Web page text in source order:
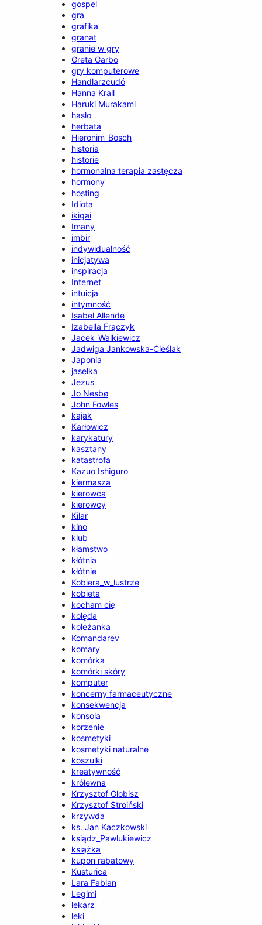
gospel
gra
grafika
granat
granie w gry
Greta Garbo
gry komputerowe
Handlarzcudó
Hanna Krall
Haruki Murakami
hasło
herbata
Hieronim_Bosch
historia
historie
hormonalna terapia zastęcza
hormony
hosting
Idiota
ikigai
Imany
imbir
indywidualność
inicjatywa
inspiracja
Internet
intuicja
intymność
Isabel Allende
Izabella Frączyk
Jacek_Walkiewicz
Jadwiga Jankowska-Cieślak
Japonia
jasełka
Jezus
Jo Nesbø
John Fowles
kajak
Karłowicz
karykatury
kasztany
katastrofa
Kazuo Ishiguro
kiermasza
kierowca
kierowcy
Kilar
kino
klub
kłamstwo
kłótnia
kłótnie
Kobiera_w_lustrze
kobieta
kocham cię
kolęda
koleżanka
Komandarev
komary
komórka
komórki skóry
komputer
koncerny farmaceutyczne
konsekwencja
konsola
korzenie
kosmetyki
kosmetyki naturalne
koszulki
kreatywność
królewna
Krzysztof Globisz
Krzysztof Stroiński
krzywda
ks. Jan Kaczkowski
ksiądz_Pawlukiewicz
książka
kupon rabatowy
Kusturica
Lara Fabian
Legimi
lekarz
leki